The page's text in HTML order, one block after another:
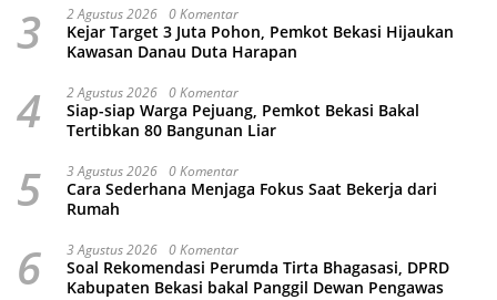
3 2 Agustus 2026 0 Komentar
Kejar Target 3 Juta Pohon, Pemkot Bekasi Hijaukan
Kawasan Danau Duta Harapan
4 2 Agustus 2026 0 Komentar
Siap-siap Warga Pejuang, Pemkot Bekasi Bakal
Tertibkan 80 Bangunan Liar
5 3 Agustus 2026 0 Komentar
Cara Sederhana Menjaga Fokus Saat Bekerja dari
Rumah
6 3 Agustus 2026 0 Komentar
Soal Rekomendasi Perumda Tirta Bhagasasi, DPRD
Kabupaten Bekasi bakal Panggil Dewan Pengawas